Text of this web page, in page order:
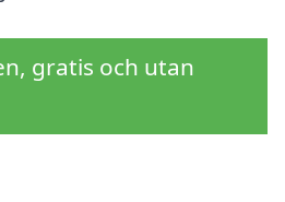
gratis och utan